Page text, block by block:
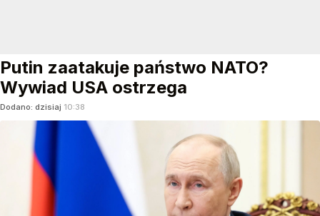
Putin zaatakuje państwo NATO?
Wywiad USA ostrzega
Dodano: dzisiaj 10:38